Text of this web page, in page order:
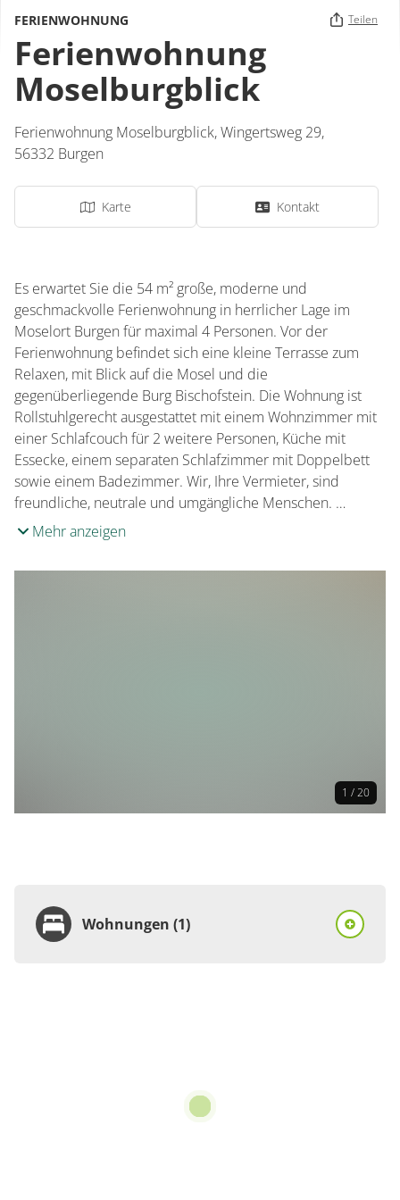
FERIENWOHNUNG Teilen
Ferienwohnung
Moselburgblick
Ferienwohnung Moselburgblick,Wingertsweg 29,
56332 Burgen
Karte Kontakt
Es erwartet Sie die 54 m² große, moderne und
geschmackvolle Ferienwohnung in herrlicher Lage im
Moselort Burgen für maximal 4 Personen. Vor der
Ferienwohnung befindet sich eine kleine Terrasse zum
Relaxen, mit Blick auf die Mosel und die
gegenüberliegende Burg Bischofstein. Die Wohnung ist
Rollstuhlgerecht ausgestattet mit einem Wohnzimmer mit
einer Schlafcouch für 2 weitere Personen, Küche mit
Essecke, einem separaten Schlafzimmer mit Doppelbett
sowie einem Badezimmer. Wir, Ihre Vermieter, sind
freundliche, neutrale und umgängliche Menschen. …
Mehr anzeigen
1 / 20
Wohnungen (1)
pro Einheit/Nacht